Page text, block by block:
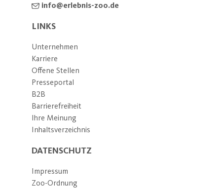
info@erlebnis-zoo.de
LINKS
Unternehmen
Karriere
Offene Stellen
Presseportal
B2B
Barrierefreiheit
Ihre Meinung
Inhaltsverzeichnis
DATENSCHUTZ
Impressum
Zoo-Ordnung